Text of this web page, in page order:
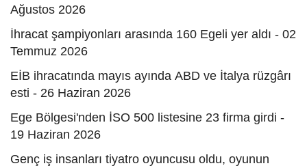
Ağustos 2026
İhracat şampiyonları arasında 160 Egeli yer aldı - 02
Temmuz 2026
EİB ihracatında mayıs ayında ABD ve İtalya rüzgârı
esti - 26 Haziran 2026
Ege Bölgesi'nden İSO 500 listesine 23 firma girdi -
19 Haziran 2026
Genç iş insanları tiyatro oyuncusu oldu, oyunun